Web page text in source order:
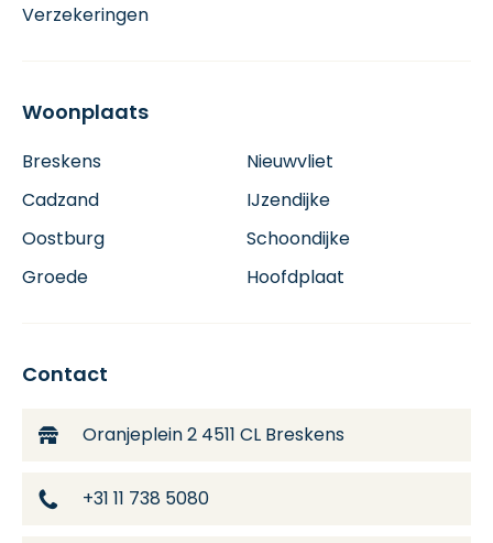
Verzekeringen
Woonplaats
Breskens
Nieuwvliet
Cadzand
IJzendijke
Oostburg
Schoondijke
Groede
Hoofdplaat
Contact
Oranjeplein 24511 CL Breskens
+31 11 738 5080